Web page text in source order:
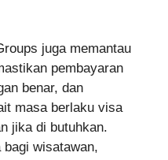
juga memantau
pembayaran
benar, dan
masa berlaku visa
jika di butuhkan.
bagi wisatawan,